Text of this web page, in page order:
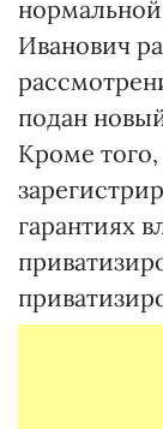
Иванович
подан
Кроме
гарантиях